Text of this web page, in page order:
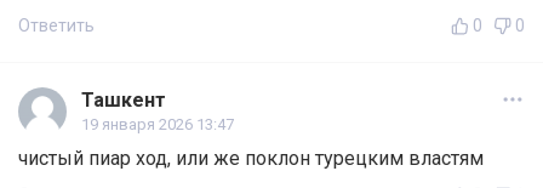
Ответить 0 0
Ташкент
19 января 2026 13:47
чистый пиар ход, или же поклон турецким властям